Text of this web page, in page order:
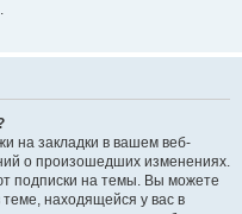
на закладки в вашем веб-
о произошедших изменениях.
подписки на темы. Вы можете
находящейся у вас в